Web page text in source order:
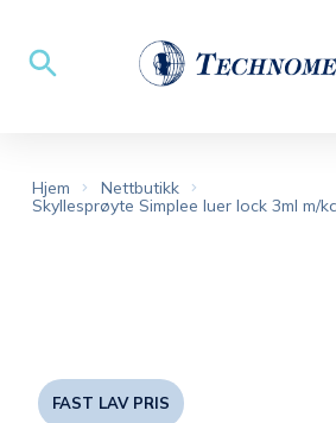
Hjem
Nettbutikk
Skyllesprøyte Simplee luer lock 3ml m/
FAST LAV PRIS